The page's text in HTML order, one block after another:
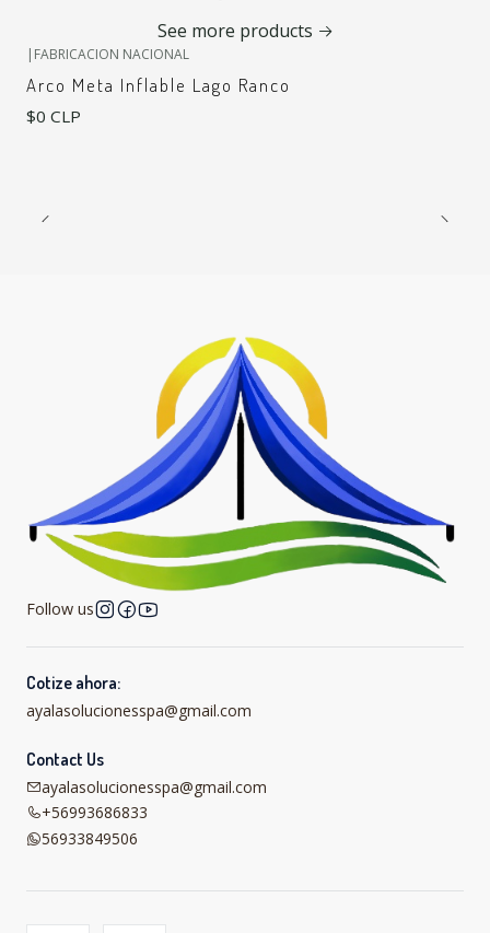
See more products
| FABRICACION NACIONAL
Arco Meta Inflable Lago Ranco
$0 CLP
Follow us
Cotize ahora:
ayalasolucionesspa@gmail.com
Contact Us
ayalasolucionesspa@gmail.com
+56993686833
56933849506